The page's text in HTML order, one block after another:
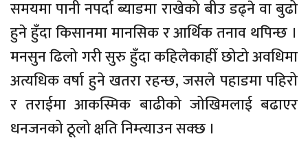
समयमा पानी नपर्दा ब्याडमा राखेको बीउ डढ्ने वा बुढो
हुने हुँदा किसानमा मानसिक र आर्थिक तनाव थपिन्छ ।
मनसुन ढिलो गरी सुरु हुँदा कहिलेकाहीँ छोटो अवधिमा
अत्यधिक वर्षा हुने खतरा रहन्छ, जसले पहाडमा पहिरो
र तराईमा आकस्मिक बाढीको जोखिमलाई बढाएर
धनजनको ठूलो क्षति निम्त्याउन सक्छ ।